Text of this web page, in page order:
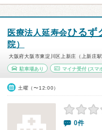
医療法人延寿会ひるず
院）
大阪府大阪市東淀川区上新庄（上新庄駅
駐車場あり マイナ受付(スマ
土曜（〜12:00）
0件